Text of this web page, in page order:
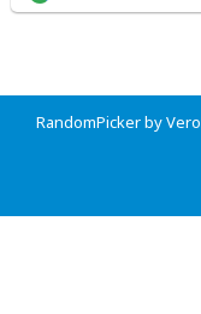
RandomPicker by